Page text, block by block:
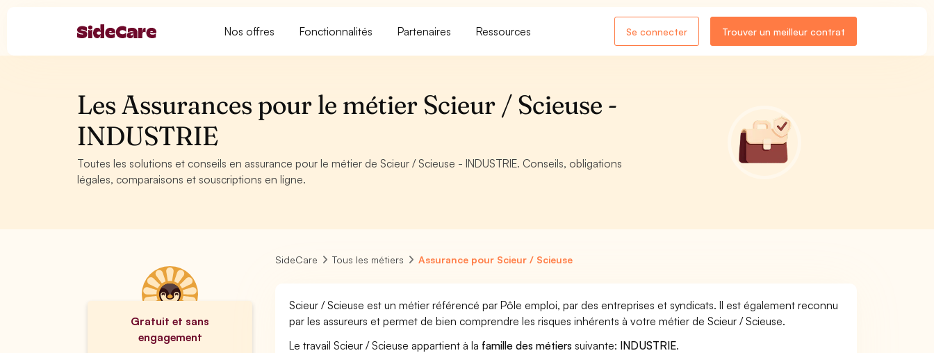
Nos offres Fonctionnalités Partenaires Ressources Se connecter Trouver un meilleur contrat
Les Assurances pour le métier Scieur / Scieuse -
INDUSTRIE
Toutes les solutions et conseils en assurance pour le métier de Scieur / Scieuse - INDUSTRIE. Conseils, obligations
légales, comparaisons et souscriptions en ligne.
Gratuit et sans
engagement
SideCare Tous les métiers Assurance pour Scieur / Scieuse
Scieur / Scieuse est un métier référencé par Pôle emploi, par des entreprises et syndicats. Il est également reconnu
par les assureurs et permet de bien comprendre les risques inhérents à votre métier de Scieur / Scieuse.
Le travail Scieur / Scieuse appartient à la famille des métiers suivante: INDUSTRIE.